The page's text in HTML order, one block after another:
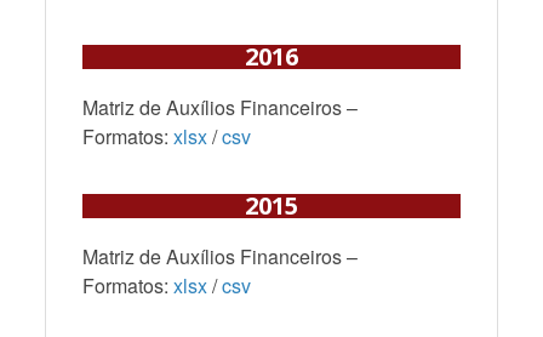
2016
Matriz de Auxílios Financeiros –
Formatos:xlsx/csv
2015
Matriz de Auxílios Financeiros –
Formatos:xlsx/csv